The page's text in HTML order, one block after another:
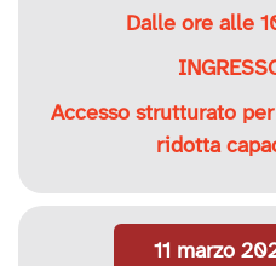
Dalle ore alle
Accesso strutturato
ridotta
11 marzo